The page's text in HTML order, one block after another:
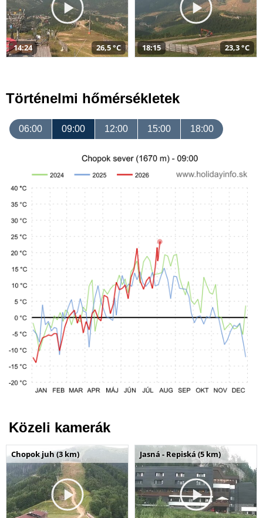
14:24 26,5 °C 18:15 23,3 °C
Történelmi hőmérsékletek
06:00 09:00 12:00 15:00 18:00
Közeli kamerák
Chopok juh (3 km) Jasná - Repiská (5 km)